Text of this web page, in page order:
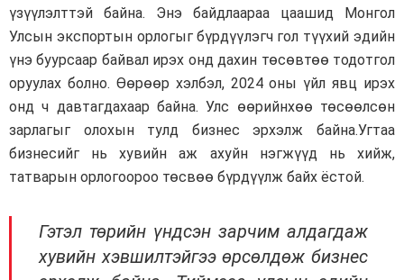
үзүүлэлттэй байна. Энэ байдлаараа цаашид Монгол
Улсын экспортын орлогыг бүрдүүлэгч гол түүхий эдийн
үнэ буурсаар байвал ирэх онд дахин төсөвтөө тодотгол
оруулах болно. Өөрөөр хэлбэл, 2024 оны үйл явц ирэх
онд ч давтагдахаар байна. Улс өөрийнхөө төсөөлсөн
зарлагыг олохын тулд бизнес эрхэлж байна.Угтаа
бизнесийг нь хувийн аж ахуйн нэгжүүд нь хийж,
татварын орлогоороо төсвөө бүрдүүлж байх ёстой.
Гэтэл төрийн үндсэн зарчим алдагдаж
хувийн хэвшилтэйгээ өрсөлдөж бизнес